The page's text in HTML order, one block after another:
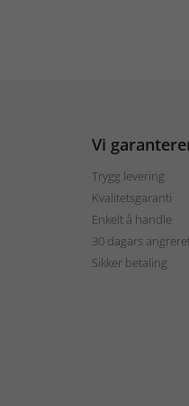
Vi
Trygg levering
Kvalitetsgaranti
Enkelt å handle
30 dagars
Sikker betaling